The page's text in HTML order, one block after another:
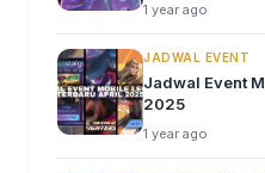
1 year ago
JADWAL EVENT
Jadwal Event
2025
1 year ago